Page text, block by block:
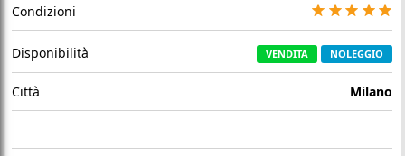
Condizioni
Disponibilità VENDITA NOLEGGIO
Città Milano